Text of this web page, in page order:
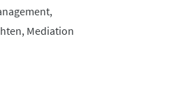
Mediation